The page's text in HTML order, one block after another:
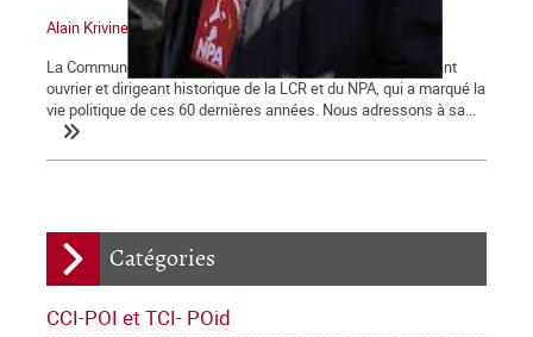
Catégories
CCI-POI et TCI- POid
Alain Krivine
La Commune tient à saluer la mémoire d'Alain Krivine, militant
ouvrier et dirigeant historique de la LCR et du NPA, qui a marqué la
vie politique de ces 60 dernières années. Nous adressons à sa...